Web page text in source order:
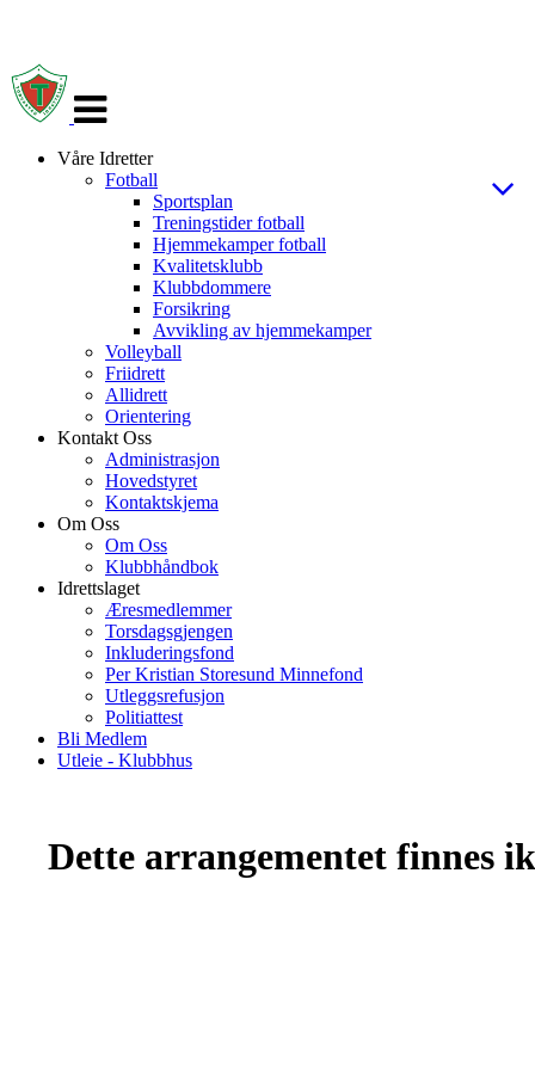
navigasjon
Våre Idretter
Fotball
Sportsplan
Treningstider fotball
Hjemmekamper fotball
Kvalitetsklubb
Klubbdommere
Forsikring
Avvikling av hjemmekamper
Volleyball
Friidrett
Allidrett
Orientering
Kontakt Oss
Administrasjon
Hovedstyret
Kontaktskjema
Om Oss
Om Oss
Klubbhåndbok
Idrettslaget
Æresmedlemmer
Torsdagsgjengen
Inkluderingsfond
Per Kristian Storesund Minnefond
Utleggsrefusjon
Politiattest
Bli Medlem
Utleie - Klubbhus
Dette arrangementet finnes